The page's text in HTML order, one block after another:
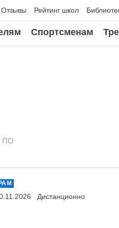
Отзывы Рейтинг школ
Спортсменам
ПО
Дистанционно